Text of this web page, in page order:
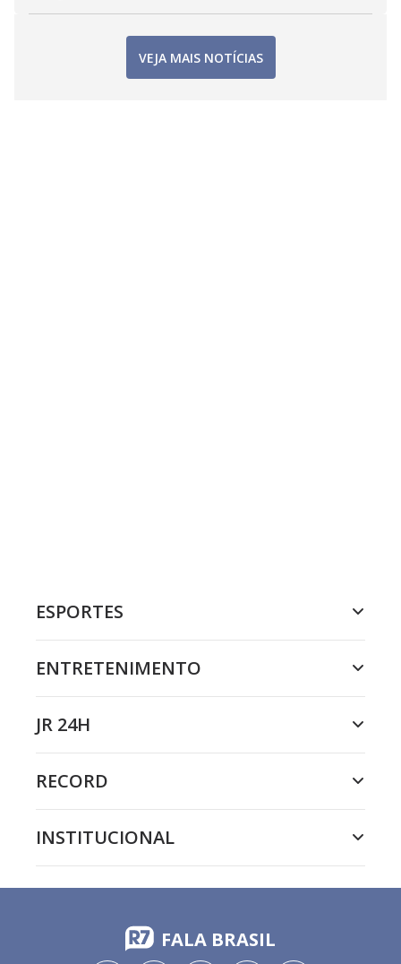
VEJA MAIS NOTÍCIAS
ESPORTES
ENTRETENIMENTO
JR 24H
RECORD
INSTITUCIONAL
FALA BRASIL